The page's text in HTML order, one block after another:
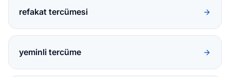
refakat tercümesi
yeminli tercüme